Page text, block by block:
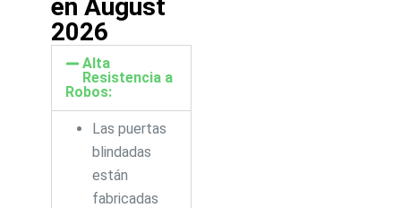
en August
2026
Alta
Resistencia a
Robos:
Las puertas
blindadas
están
fabricadas